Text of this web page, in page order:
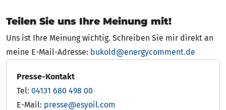
Teilen Sie uns Ihre Meinung mit!
Uns ist Ihre Meinung wichtig. Schreiben Sie mir direkt an
meine E-Mail-Adresse: bukold@energycomment.de
Presse-Kontakt
Tel: 04131 680 498 00
E-Mail: presse@esyoil.com